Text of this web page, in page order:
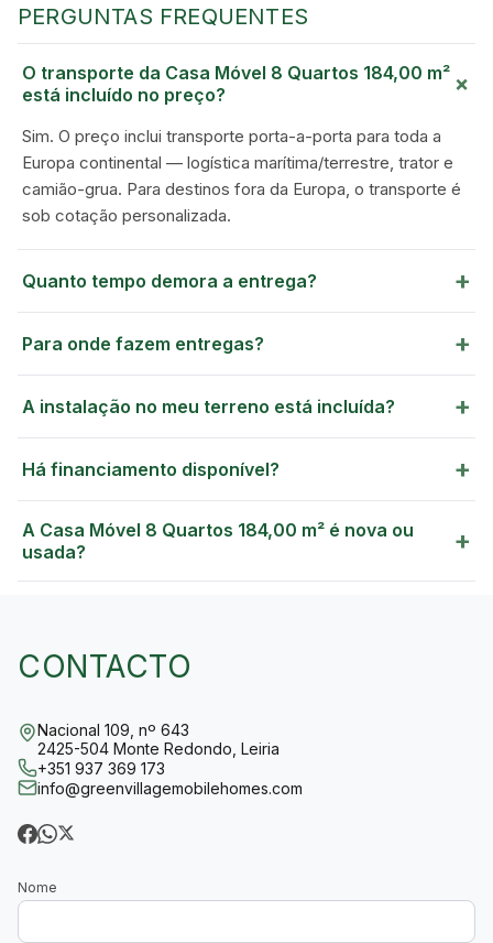
GREEN VILLAGE
PERGUNTAS FREQUENTES
O transporte da Casa Móvel 8 Quartos 184,00 m²
está incluído no preço?
+
Sim. O preço inclui transporte porta-a-porta para toda a
Europa continental — logística marítima/terrestre, trator e
camião-grua. Para destinos fora da Europa, o transporte é
sob cotação personalizada.
Quanto tempo demora a entrega? +
Para onde fazem entregas? +
A instalação no meu terreno está incluída? +
Há financiamento disponível? +
A Casa Móvel 8 Quartos 184,00 m² é nova ou
usada?
+
CONTACTO
Nacional 109, nº 643
2425-504 Monte Redondo, Leiria
+351 937 369 173
info@greenvillagemobilehomes.com
Nome